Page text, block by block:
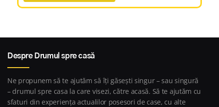
Despre Drumul spre casă
Ne propunem să te ajutăm să îți găsești singur – sau singură
– drumul spre casa la care visezi, către acasă. Să te ajutăm cu
sfaturi din experiența actualilor posesori de case, cu alte